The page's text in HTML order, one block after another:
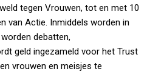
tegen Vrouwen, tot en met 10
van Actie. Inmiddels worden in
debatten,
geld ingezameld voor het Trust
vrouwen en meisjes te